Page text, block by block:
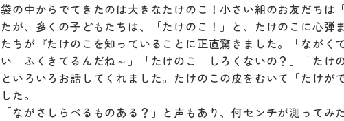
袋の中からでてきたのは大きなたけのこ！小さい組のお友だちは
たが、多くの子どもたちは、「たけのこ！」と、たけのこに心弾
たちが『たけのこを知っていることに正直驚きました。「なが
い ふくきてるんだね～」「たけのこ しろくないの？」「たけの
といろいろお話してくれました。たけのこの皮をむいて「たけが
した。
「ながさしらべるものある？」と声もあり、何センチが測ってみ